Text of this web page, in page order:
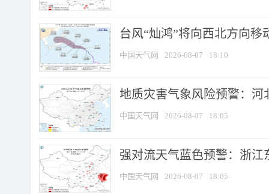
台风“灿鸿”将向西北方向移
中国天气网 2026-08-07 18:10
地质灾害气象风险预警：河
中国天气网 2026-08-07 18:05
强对流天气蓝色预警：浙江
中国天气网 2026-08-07 18:05